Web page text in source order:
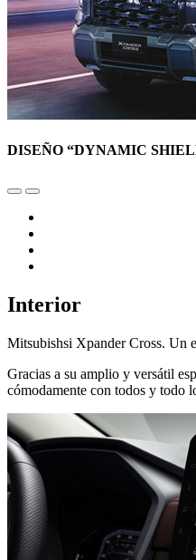
DISEÑO “DYNAMIC
Interior
Mitsubishsi Xpander Cross. Un
Gracias a su amplio y versátil
cómodamente con todos y todo